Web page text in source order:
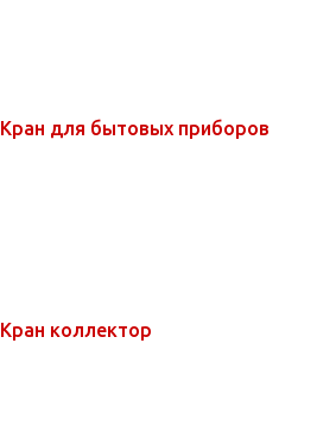
Кран для бытовых приборов
Кран коллектор